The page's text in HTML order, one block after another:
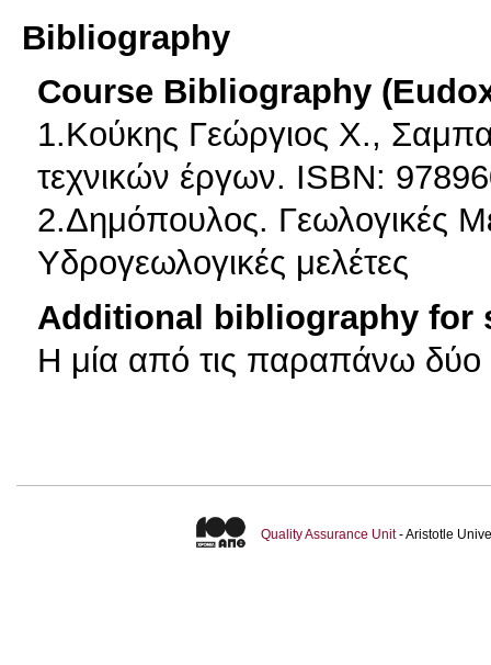
Bibliography
Course Bibliography
1.Κούκης Γεώργιος Χ.,
τεχνικών έργων. ISBN:
2.Δημόπουλος. Γεωλογικές
Υδρογεωλογικές μελέτες
Additional bibliography for
Η μία από τις παραπάνω δύο
Quality Assurance Unit- Aristotle